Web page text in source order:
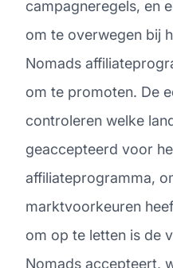
campagneregels, en
om te overwegen bij
Nomads
om te promoten. De
controleren welke
geaccepteerd voor
affiliateprogramma,
marktvoorkeuren
om op te letten is de
Nomads accepteert,